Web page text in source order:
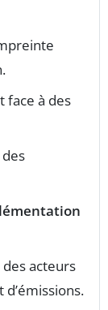
face à des
acteurs